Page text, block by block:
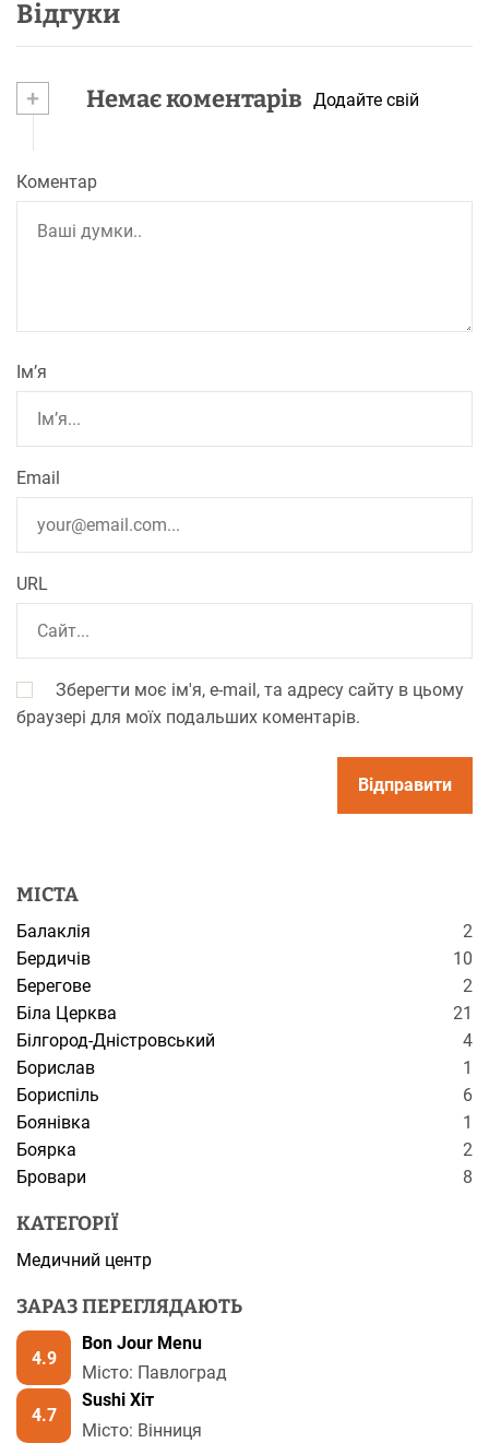
Відгуки
+ Немає коментарів Додайте свій
Коментар
Ім’я
Email
URL
Зберегти моє ім'я, e-mail, та адресу сайту в цьому
браузері для моїх подальших коментарів.
МІСТА
Балаклія
2
Бердичів
10
Берегове
2
Біла Церква
21
Білгород-Дністровський
4
Борислав
1
Бориспіль
6
Боянівка
1
Боярка
2
Бровари
8
КАТЕГОРІЇ
Медичний центр
ЗАРАЗ ПЕРЕГЛЯДАЮТЬ
4.9
Bon Jour Menu
Місто: Павлоград
4.7
Sushi Хіт
Місто: Вінниця